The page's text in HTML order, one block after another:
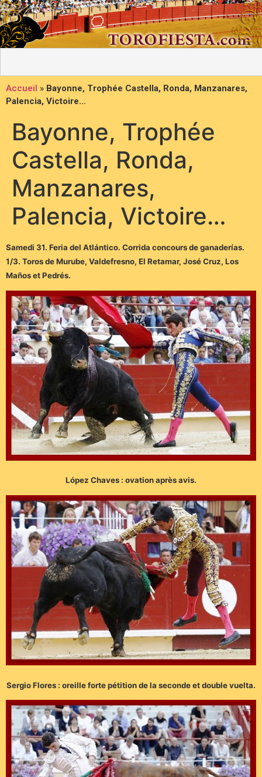
Accueil » Bayonne, Trophée Castella, Ronda, Manzanares,
Palencia, Victoire…
Bayonne, Trophée
Castella, Ronda,
Manzanares,
Palencia, Victoire…
Samedi 31. Feria del Atlántico. Corrida concours de ganaderías.
1/3. Toros de Murube, Valdefresno, El Retamar, José Cruz, Los
Maños et Pedrés.
López Chaves : ovation après avis.
Sergio Flores : oreille forte pétition de la seconde et double vuelta.